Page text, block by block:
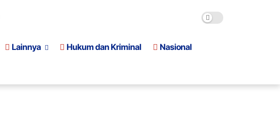
Lainnya Hukum dan Kriminal Nasional